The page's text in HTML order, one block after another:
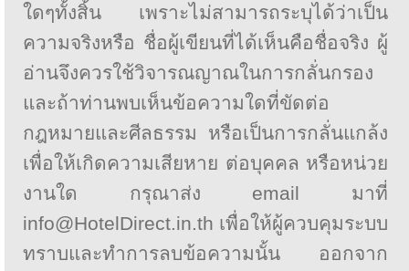
ใดๆทั้งสิ้น เพราะไม่สามารถระบุได้ว่าเป็น
ความจริงหรือ ชื่อผู้เขียนที่ได้เห็นคือชื่อจริง ผู้
อ่านจึงควรใช้วิจารณญาณในการกลั่นกรอง
และถ้าท่านพบเห็นข้อความใดที่ขัดต่อ
กฎหมายและศีลธรรม หรือเป็นการกลั่นแกล้ง
เพื่อให้เกิดความเสียหาย ต่อบุคคล หรือหน่วย
งานใด กรุณาส่ง email มาที่
info@HotelDirect.in.th เพื่อให้ผู้ควบคุมระบบ
ทราบและทำการลบข้อความนั้น ออกจาก